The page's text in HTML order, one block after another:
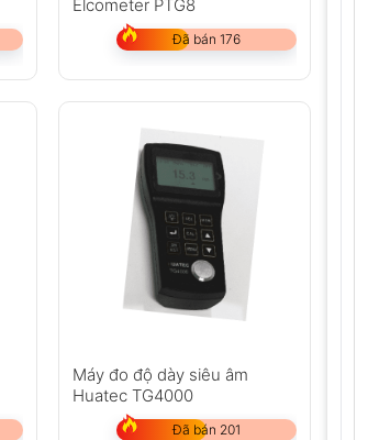
Elcometer PTG8
Đã bán 176
Máy đo độ dày siêu âm
Huatec TG4000
Đã bán 201